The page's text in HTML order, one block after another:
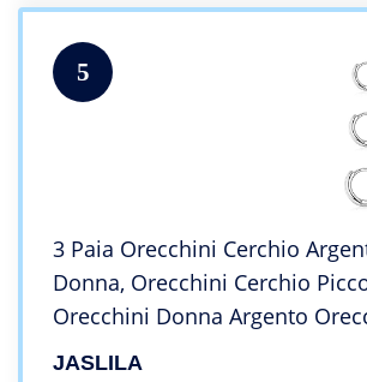
5
3 Paia Orecchini Cerchio
Donna, Orecchini Cerchio
Orecchini Donna Argento
Bambina Anallergici 8mm,
JASLILA